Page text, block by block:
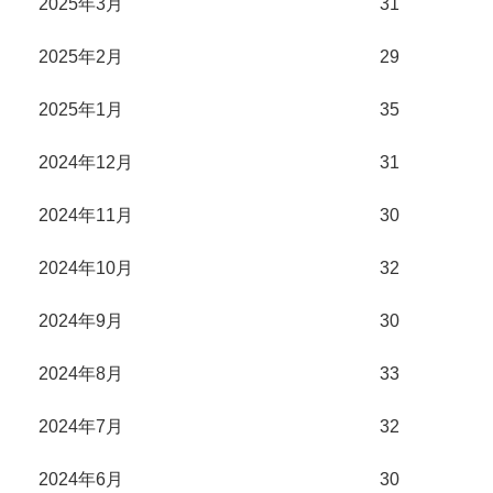
2025年3月 31
2025年2月 29
2025年1月 35
2024年12月 31
2024年11月 30
2024年10月 32
2024年9月 30
2024年8月 33
2024年7月 32
2024年6月 30